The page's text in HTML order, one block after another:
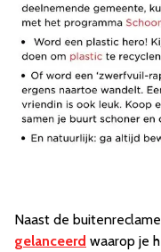
Naast de
gelanceerd waarop je